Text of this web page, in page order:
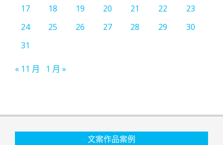
17
18 19 20 21 22
23
24
25 26 27 28 29
30
31
« 11 月 1 月 »
文案作品案例